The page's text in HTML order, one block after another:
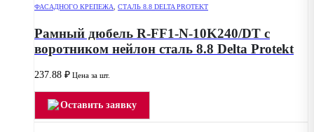
ФАСАДНОГО КРЕПЕЖА, СТАЛЬ 8.8 DELTA PROTEKT
Рамный дюбель R-FF1-N-10K240/DT с
воротником нейлон сталь 8.8 Delta Protekt
237.88 ₽ Цена за шт.
Оставить заявку